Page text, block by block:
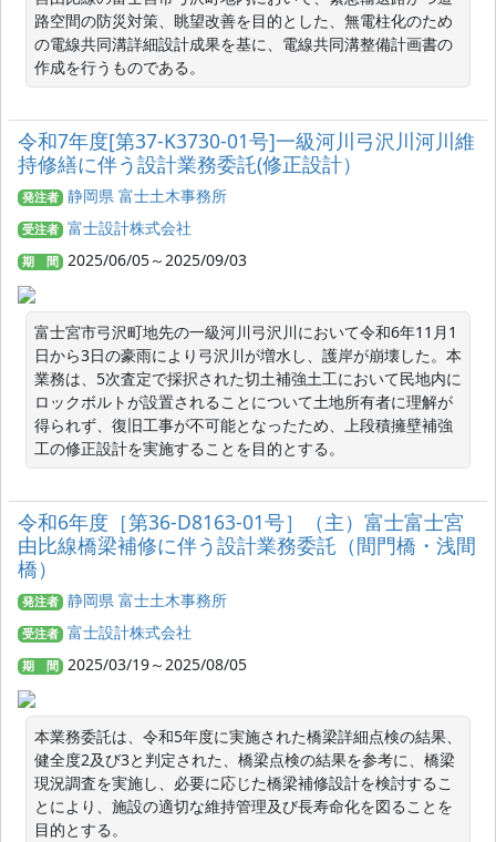
路空間の防災対策、眺望改善を目的とした、無電柱化のため
の電線共同溝詳細設計成果を基に、電線共同溝整備計画書の
作成を行うものである。
令和7年度[第37-K3730-01号]一級河川弓沢川河川維
持修繕に伴う設計業務委託(修正設計）
発注者 静岡県 富士土木事務所
受注者 富士設計株式会社
期 間 2025/06/05～2025/09/03
富士宮市弓沢町地先の一級河川弓沢川において令和6年11月1
日から3日の豪雨により弓沢川が増水し、護岸が崩壊した。本
業務は、5次査定で採択された切土補強土工において民地内に
ロックボルトが設置されることについて土地所有者に理解が
得られず、復旧工事が不可能となったため、上段積擁壁補強
工の修正設計を実施することを目的とする。
令和6年度［第36‐D8163‐01号］（主）富士富士宮
由比線橋梁補修に伴う設計業務委託（間門橋・浅間
橋）
発注者 静岡県 富士土木事務所
受注者 富士設計株式会社
期 間 2025/03/19～2025/08/05
本業務委託は、令和5年度に実施された橋梁詳細点検の結果、
健全度2及び3と判定された、橋梁点検の結果を参考に、橋梁
現況調査を実施し、必要に応じた橋梁補修設計を検討するこ
とにより、施設の適切な維持管理及び長寿命化を図ることを
目的とする。